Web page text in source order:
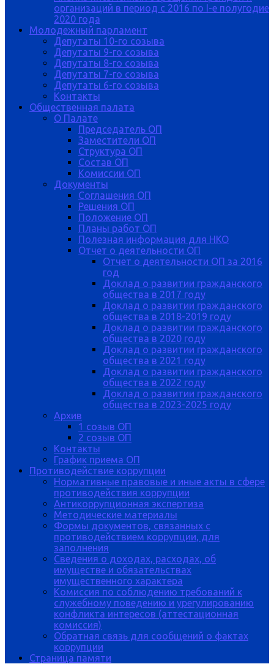
организаций в период с 2016 по I-е полугодие
2020 года
Молодежный парламент
Депутаты 10-го созыва
Депутаты 9-го созыва
Депутаты 8-го созыва
Депутаты 7-го созыва
Депутаты 6-го созыва
Контакты
Общественная палата
О Палате
Председатель ОП
Заместители ОП
Структура ОП
Состав ОП
Комиссии ОП
Документы
Соглашения ОП
Решения ОП
Положение ОП
Планы работ ОП
Полезная информация для НКО
Отчет о деятельности ОП
Отчет о деятельности ОП за 2016
год
Доклад о развитии гражданского
общества в 2017 году
Доклад о развитии гражданского
общества в 2018-2019 году
Доклад о развитии гражданского
общества в 2020 году
Доклад о развитии гражданского
общества в 2021 году
Доклад о развитии гражданского
общества в 2022 году
Доклад о развитии гражданского
общества в 2023-2025 году
Архив
1 созыв ОП
2 созыв ОП
Контакты
График приема ОП
Противодействие коррупции
Нормативные правовые и иные акты в сфере
противодействия коррупции
Антикоррупционная экспертиза
Методические материалы
Формы документов, связанных с
противодействием коррупции, для
заполнения
Сведения о доходах, расходах, об
имуществе и обязательствах
имущественного характера
Комиссия по соблюдению требований к
служебному поведению и урегулированию
конфликта интересов (аттестационная
комиссия)
Обратная связь для сообщений о фактах
коррупции
Страница памяти